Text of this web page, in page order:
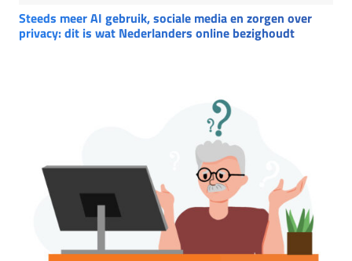
Steeds meer AI gebruik, sociale media en zorgen over
privacy: dit is wat Nederlanders online bezighoudt